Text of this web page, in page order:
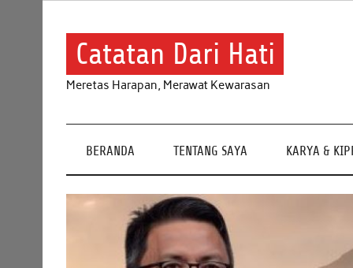
Catatan Dari Hati
Meretas Harapan, Merawat Kewarasan
BERANDA TENTANG SAYA KARYA &